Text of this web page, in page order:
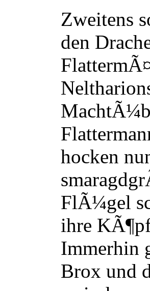
Zweitens
den
hocken
FlÃ¼gel
ihre
Immerhin
Brox und